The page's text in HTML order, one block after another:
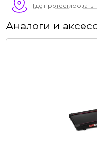
Где
Аналоги и